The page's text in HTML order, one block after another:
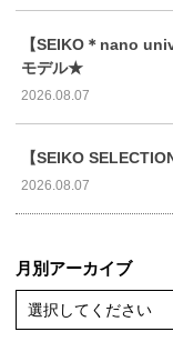
【SEIKO＊nano
モデル★
2026.08.07
【SEIKO
2026.08.07
月別アーカイブ
選択してください